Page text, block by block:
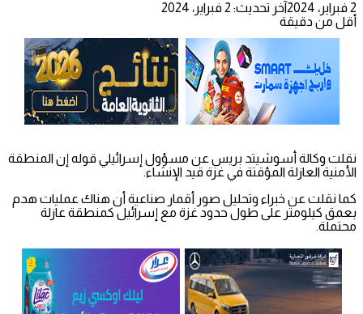
2 فبراير، 2024
آخر تحديث: 2 فبراير، 2024
أقل من دقيقة
نقلت وكالة أسوشيتد بريس عن مسؤول إسرائيلي قوله إن المنطقة
الأمنية العازلة المؤقتة في غزة قيد الإنشاء.
كما نقلت عن خبراء وتحليل صور أقمار صناعية أن هناك عمليات هدم
بعمق كيلومتر على طول حدود غزة مع إسرائيل كمنطقة عازلة
محتملة.